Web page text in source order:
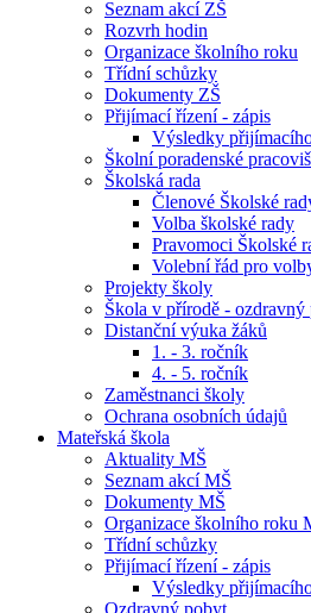
Seznam akcí ZŠ
Rozvrh hodin
Organizace školního roku
Třídní schůzky
Dokumenty ZŠ
Přijímací řízení - zápis
Výsledky
Školní poradenské
Školská rada
Členové Školské
Volba školské rady
Pravomoci Školské
Volební řád pro
Projekty školy
Škola v přírodě - ozdravný
Distanční výuka žáků
1. - 3. ročník
4. - 5. ročník
Zaměstnanci školy
Ochrana osobních údajů
Mateřská škola
Aktuality MŠ
Seznam akcí MŠ
Dokumenty MŠ
Organizace školního roku
Třídní schůzky
Přijímací řízení - zápis
Výsledky
Ozdravný pobyt